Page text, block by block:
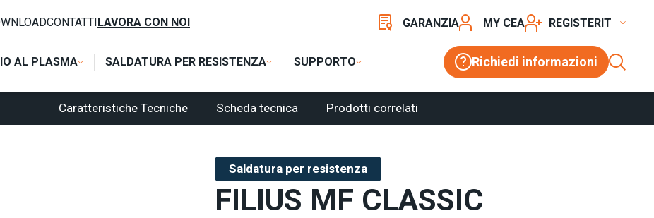
AL PLASMA SALDATURA PER RESISTENZA SUPPORTO Richiedi informazioni
CONTATTILAVORA CON NOI GARANZIA MY CEA REGISTER
Caratteristiche Tecniche Scheda tecnica Prodotti correlati
Saldatura per resistenza
FILIUS MF CLASSIC